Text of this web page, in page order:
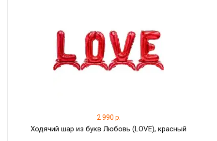
2 990 р.
Ходячий шар из букв Любовь (LOVE), красный